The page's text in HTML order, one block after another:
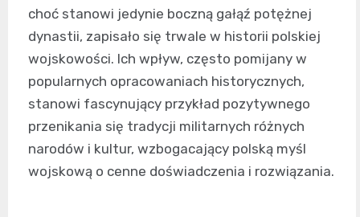
choć stanowi jedynie boczną gałąź potężnej
dynastii, zapisało się trwale w historii polskiej
wojskowości. Ich wpływ, często pomijany w
popularnych opracowaniach historycznych,
stanowi fascynujący przykład pozytywnego
przenikania się tradycji militarnych różnych
narodów i kultur, wzbogacający polską myśl
wojskową o cenne doświadczenia i rozwiązania.